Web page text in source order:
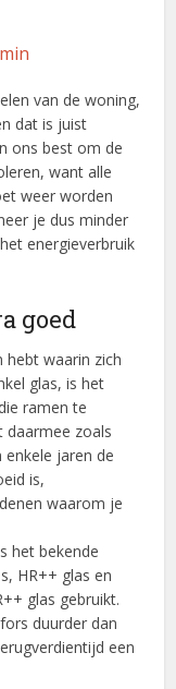
van de woning,
dat is juist
ons best om de
want alle
weer worden
je dus minder
energieverbruik
goed
waarin zich
glas, is het
ramen te
daarmee zoals
enkele jaren de
is,
waarom je
het bekende
HR++ glas en
glas gebruikt.
duurder dan
een